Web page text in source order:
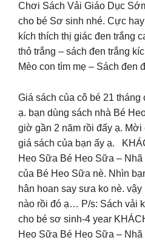
Chơi Sách Vải Giáo Dục
cho bé Sơ sinh nhé. Cực
kích thích thị giác đen trắng
thỏ trắng – sách đen trắng
Mèo con tìm mẹ – Sách đen
Giá sách của cô bé 21
ạ. bạn dùng sách nhà Bé
giờ gần 2 năm rồi đấy ạ. Mời
giá sách của bạn ấy ạ.
Heo Sữa Bé Heo Sữa –
của Bé Heo Sữa nè. Nhìn
hân hoan say sưa ko nè.
nào rồi đó ạ… P/s: Sách vải
cho bé sơ sinh-4 year
Heo Sữa Bé Heo Sữa –